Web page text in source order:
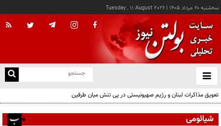
سه‌شنبه ۲۰ مرداد ۱۴۰۵ |
Tuesday , 11 August 2026
باز
و
تعویق مذاکرات لبنان و رژیم صهیونیستی در پی تنش میان طرفین
شیائومی